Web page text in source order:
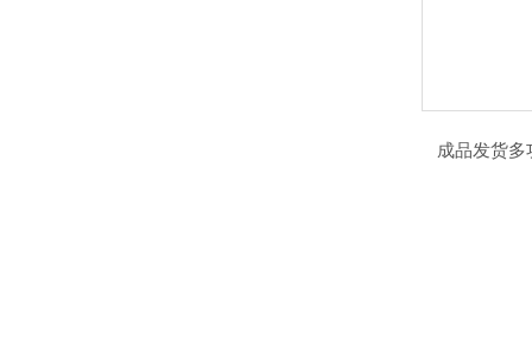
成品发货